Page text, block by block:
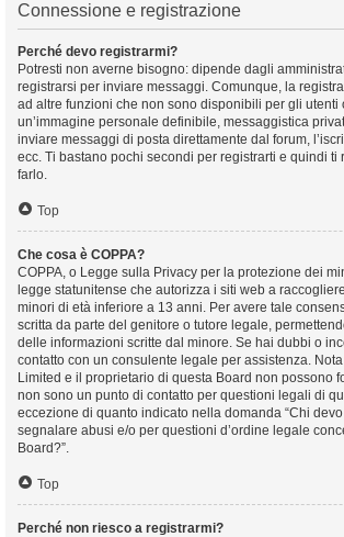
Connessione e registrazione
Perché devo registrarmi?
Potresti non averne bisogno: dipende dagli
registrarsi per inviare messaggi. Comunque, la
ad altre funzioni che non sono disponibili per gli utenti
un’immagine personale definibile, messaggistica
inviare messaggi di posta direttamente dal forum,
ecc. Ti bastano pochi secondi per registrarti e quindi ti
farlo.
Top
Che cosa è COPPA?
COPPA, o Legge sulla Privacy per la protezione dei
legge statunitense che autorizza i siti web a
minori di età inferiore a 13 anni. Per avere tale
scritta da parte del genitore o tutore legale,
delle informazioni scritte dal minore. Se hai dubbi o
contatto con un consulente legale per assistenza.
Limited e il proprietario di questa Board non possono
non sono un punto di contatto per questioni legali di
eccezione di quanto indicato nella domanda “Chi
segnalare abusi e/o per questioni d’ordine legale
Board?”.
Top
Perché non riesco a registrarmi?